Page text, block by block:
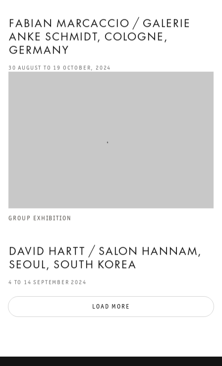
FABIAN MARCACCIO / GALERIE
ANKE SCHMIDT, COLOGNE,
GERMANY
30 AUGUST TO 19 OCTOBER, 2024
DAVID HARTT / SALON HANNAM,
SEOUL, SOUTH KOREA
GROUP EXHIBITION
4 TO 14 SEPTEMBER 2024
LOAD MORE